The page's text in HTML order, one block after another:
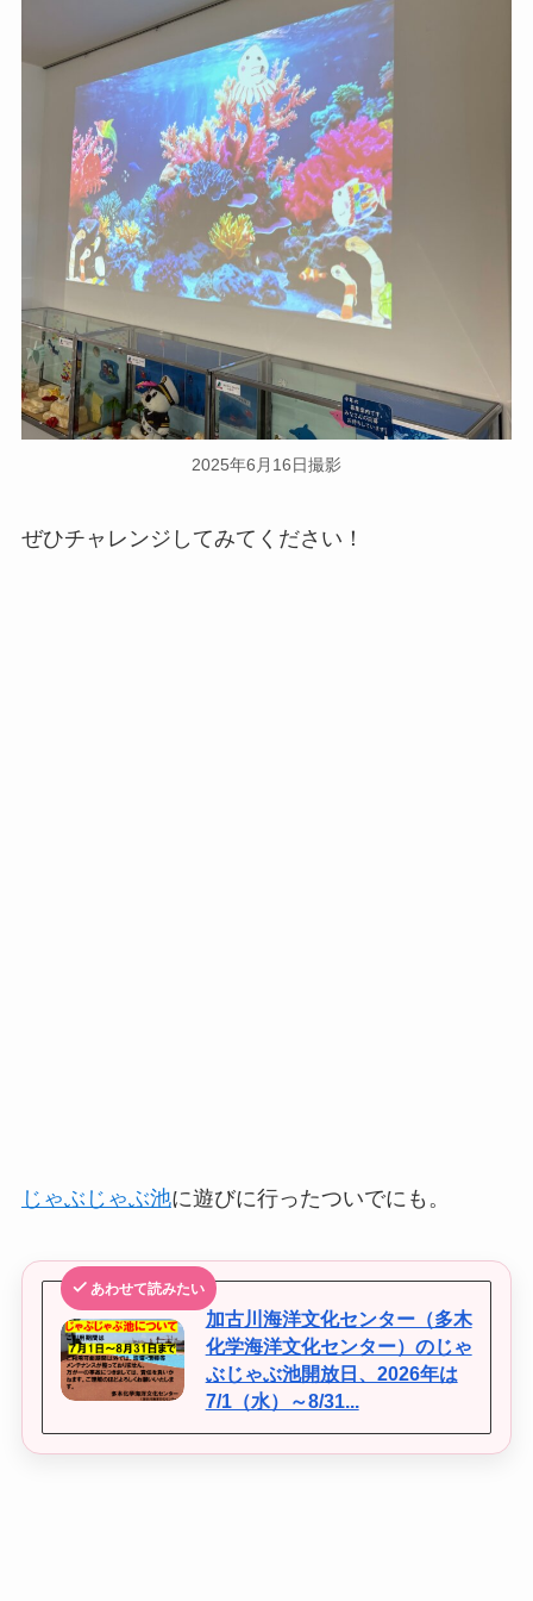
2025年6月16日撮影
ぜひチャレンジしてみてください！
じゃぶじゃぶ池に遊びに行ったついでにも。
あわせて読みたい
加古川海洋文化センター（多木
化学海洋文化センター）のじゃ
ぶじゃぶ池開放日、2026年は
7/1（水）～8/31...